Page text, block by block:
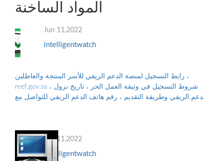
المواد الساخنة
Jun 11,2022
intelligentwatch
رابط التسجيل لمنصة الدعم الريفي للأسر المنتجة والعاطلين ،
reef.gov.sa ، شروط التسجيل في وثيقة العمل الحر ، تاريخ نزول
الدعم الريفي وطريقة التقديم ، رقم هاتف الدعم الريفي للتواصل مع
Jun 11,2022
intelligentwatch